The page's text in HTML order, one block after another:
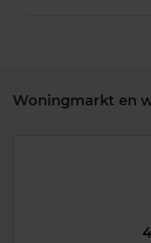
Woningmarkt en